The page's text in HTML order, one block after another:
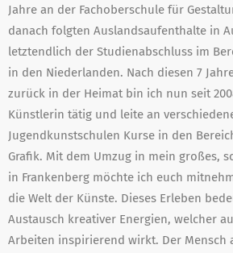
Jahre an der Fachoberschule für
danach folgten Auslandsaufenthalte in
letztendlich der Studienabschluss im
in den Niederlanden. Nach diesen 7
zurück in der Heimat bin ich nun seit
Künstlerin tätig und leite an
Jugendkunstschulen Kurse in den
Grafik. Mit dem Umzug in mein großes,
in Frankenberg möchte ich euch
die Welt der Künste. Dieses Erleben
Austausch kreativer Energien, welcher
Arbeiten inspirierend wirkt. Der Mensch